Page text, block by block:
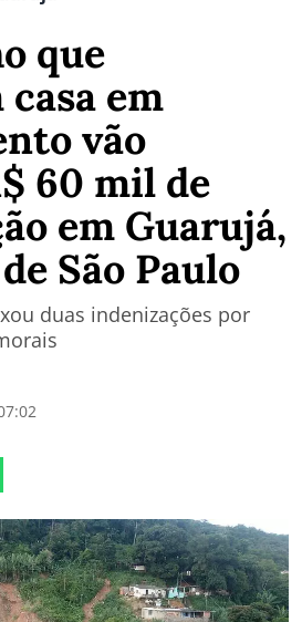
que
em
vão
60 mil de
em Guarujá,
São Paulo
duas indenizações por